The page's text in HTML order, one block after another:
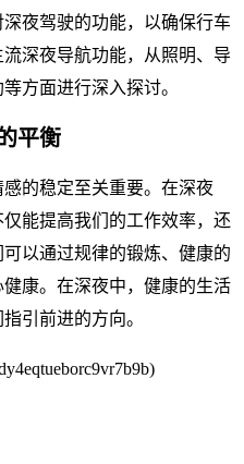
夜驾驶的功能，以确保行车
深夜导航功能，从照明、导
方面进行深入探讨。
平衡
的稳定至关重要。在深夜
能提高我们的工作效率，还
以通过规律的锻炼、健康的
康。在深夜中，健康的生活
引前进的方向。